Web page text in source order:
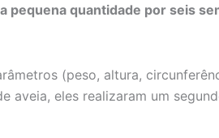
pequena quantidade por seis
(peso, altura,
eles realizaram um